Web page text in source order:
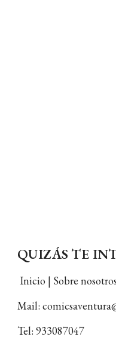
QUIZÁS TE
Inicio | Sobre
Mail:
Tel: 933087047